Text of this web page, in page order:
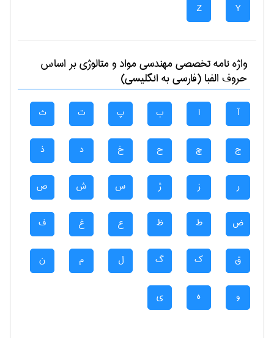
Y
Z
واژه نامه تخصصیمهندسی مواد و متالوژیبر اساس
حروف الفبا (فارسی به انگلیسی)
آ ا ب پ ت ث
ج چ ح خ د ذ
ر ز ژ س ش ص
ض ط ظ ع غ ف
ق ک گ ل م ن
و ه ی